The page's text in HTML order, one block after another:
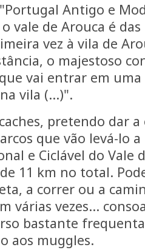
Antigo e
vale de Arouca é
vez à vila de
o majestoso
vai entrar em
vila (…)".
pretendo dar
que vão levá-lo
e Ciclável do Vale
11 km no total.
a correr ou a
várias vezes…
bastante
aos muggles.